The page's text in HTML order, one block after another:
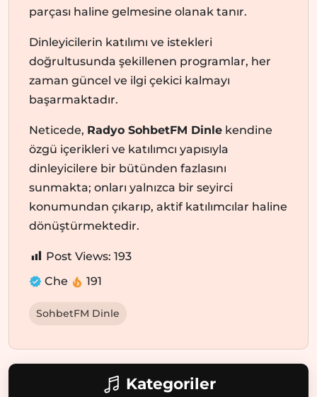
parçası haline gelmesine olanak tanır.
Dinleyicilerin katılımı ve istekleri
doğrultusunda şekillenen programlar, her
zaman güncel ve ilgi çekici kalmayı
başarmaktadır.
Neticede, Radyo SohbetFM Dinle kendine
özgü içerikleri ve katılımcı yapısıyla
dinleyicilere bir bütünden fazlasını
sunmakta; onları yalnızca bir seyirci
konumundan çıkarıp, aktif katılımcılar haline
dönüştürmektedir.
Post Views: 193
Che
191
SohbetFM Dinle
Kategoriler